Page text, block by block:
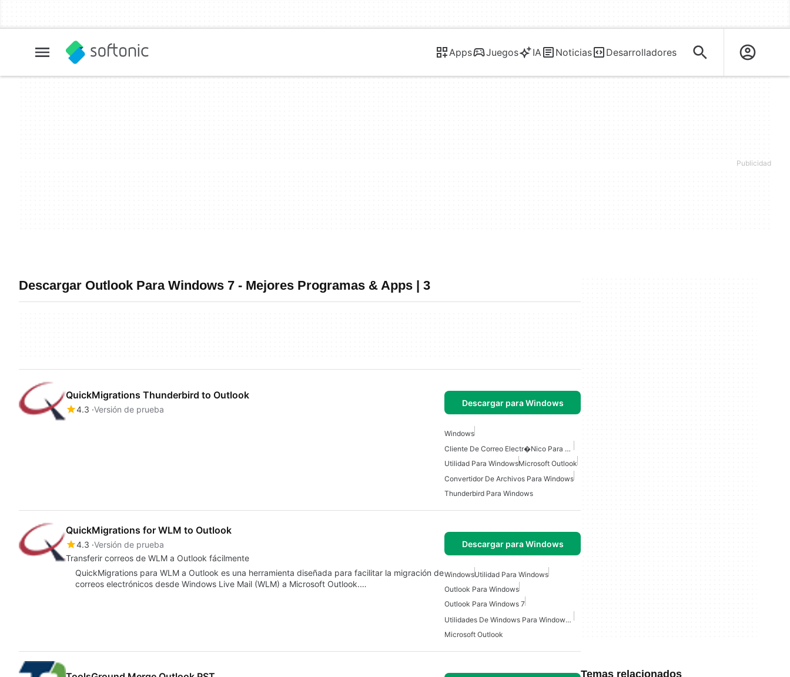
Apps Juegos IA Noticias Desarrolladores
Descargar Outlook Para Windows 7 - Mejores Programas & Apps | 3
QuickMigrations Thunderbird to Outlook
4.3 Versión de prueba
Descargar para Windows
Windows
Cliente De Correo Electr�nico Para Windows
Utilidad Para WindowsMicrosoft Outlook
Convertidor De Archivos Para Windows
Thunderbird Para Windows
QuickMigrations for WLM to Outlook
4.3 Versión de prueba
Transferir correos de WLM a Outlook fácilmente
Descargar para Windows
QuickMigrations para WLM a Outlook es una herramienta diseñada para facilitar la migración de
correos electrónicos desde Windows Live Mail (WLM) a Microsoft Outlook.…
WindowsUtilidad Para Windows
Outlook Para Windows
Outlook Para Windows 7
Utilidades De Windows Para Windows 10
Microsoft Outlook
Temas relacionados